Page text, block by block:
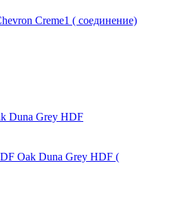
Creme1 ( соединение)
Oak Duna Grey HDF (